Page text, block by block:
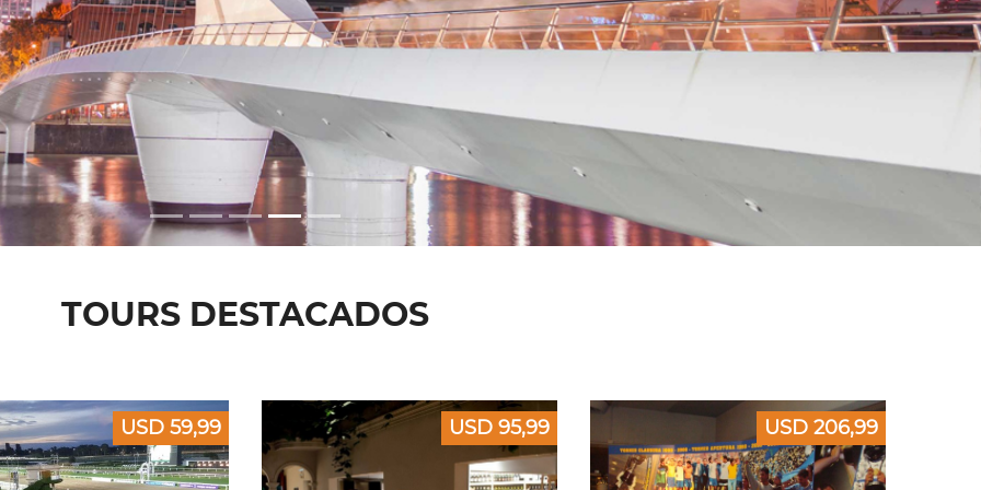
TOURS DESTACADOS
USD 59,99 USD 95,99 USD 206,99